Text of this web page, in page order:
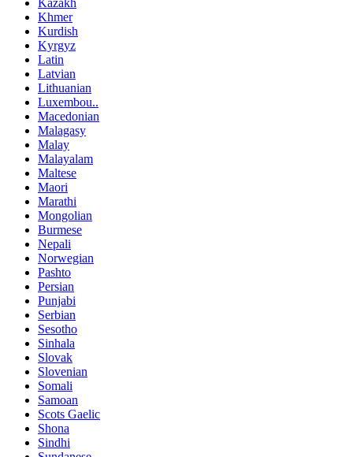
Kazakh
Khmer
Kurdish
Kyrgyz
Latin
Latvian
Lithuanian
Luxembou..
Macedonian
Malagasy
Malay
Malayalam
Maltese
Maori
Marathi
Mongolian
Burmese
Nepali
Norwegian
Pashto
Persian
Punjabi
Serbian
Sesotho
Sinhala
Slovak
Slovenian
Somali
Samoan
Scots Gaelic
Shona
Sindhi